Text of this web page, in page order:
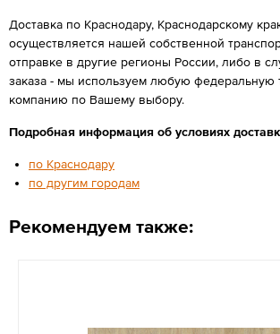
Доставка по Краснодару, Краснодарскому
осуществляется нашей собственной
отправке в другие регионы России, либо в
заказа - мы используем любую федеральную
компанию по Вашему выбору.
Подробная информация об условиях
по Краснодару
по другим городам
Рекомендуем также: